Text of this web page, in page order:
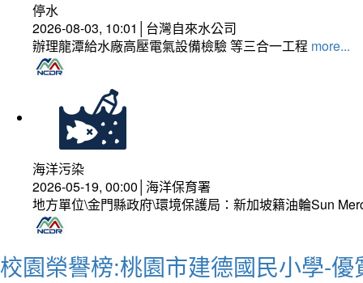
停水
2026-08-03, 10:01│台灣自來水公司
辦理龍潭給水廠高壓電氣設備檢驗 等三合一工程 more...
海洋污染
2026-05-19, 00:00│海洋保育署
地方單位\金門縣政府\環境保護局：新加坡籍油輪Sun
校園榮譽榜:桃園市建德國民小學-優